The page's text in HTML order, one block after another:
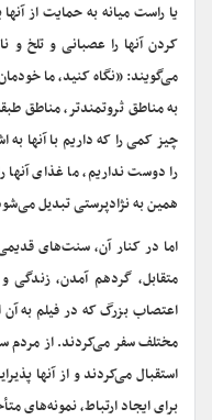
یا راست میانه به حمایت از
کردن آنها را عصبانی و تلخ و
می‌گویند: «نگاه کنید، ما
به مناطق ثروتمندتر، مناطق
چیز کمی را که داریم با آنها به
را دوست نداریم، ما غذای
همین به نژادپرستی تبدیل
اما در کنار آن، سنت‌های
متقابل، گردهم آمدن، زندگی
اعتصاب بزرگ که در فیلم به آن
مختلف سفر می‌کردند. از مردم
استقبال می‌کردند و از آنها
برای ایجاد ارتباط، نمونه‌های